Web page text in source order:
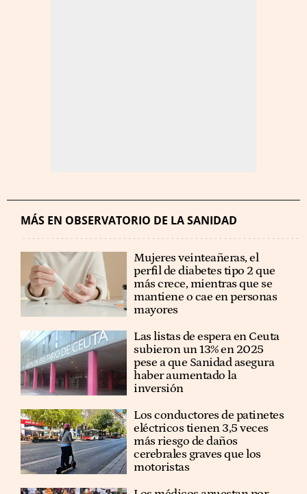
MÁS EN OBSERVATORIO DE LA SANIDAD
Mujeres veinteañeras, el
perfil de diabetes tipo 2 que
más crece, mientras que se
mantiene o cae en personas
mayores
Las listas de espera en Ceuta
subieron un 13% en 2025
pese a que Sanidad asegura
haber aumentado la
inversión
Los conductores de patinetes
eléctricos tienen 3,5 veces
más riesgo de daños
cerebrales graves que los
motoristas